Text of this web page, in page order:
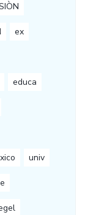
ex
educa
univ